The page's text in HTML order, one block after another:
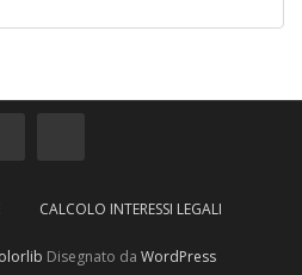
CALCOLO INTERESSI LEGALI
Disegnato da WordPress